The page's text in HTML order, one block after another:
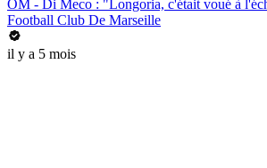
OM - Di Meco : "Longoria, c'était voué à
Football Club De Marseille
il y a 5 mois